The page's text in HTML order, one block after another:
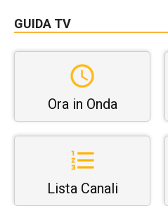
GUIDA TV
Ora in Onda
Lista Canali